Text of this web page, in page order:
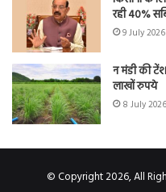
रही 40%
9 July
न मंडी की
लाखों रुपये
8 July
© Copyright 2026, All